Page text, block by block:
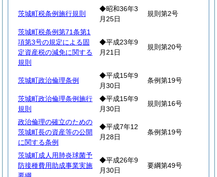
茨城町税条例施行規則
◆昭和36年3
月25日
規則第2号
茨城町税条例第71条第1
項第3号の規定による固
定資産税の減免に関する
規則
◆平成23年9
月21日
規則第20号
茨城町政治倫理条例
◆平成15年9
月30日
条例第19号
茨城町政治倫理条例施行
規則
◆平成15年9
月30日
規則第16号
政治倫理の確立のための
茨城町長の資産等の公開
に関する条例
◆平成7年12
月28日
条例第19号
茨城町成人用肺炎球菌予
防接種費用助成事業実施
◆平成26年9
月30日
要綱第49号